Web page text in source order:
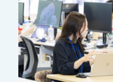
グループ会社について
協業・パートナー募集
ソフトウェア開発
その他事業
IRニュース
IRライブラリー
協業